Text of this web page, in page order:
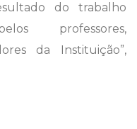
do trabalho
professores,
da Instituição”,